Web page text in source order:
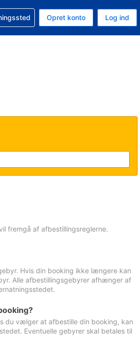
kroner
er Dansk
Opret konto Log ind
fremgå af afbestillingsreglerne.
Hvis din booking ikke længere kan
Alle afbestillingsgebyrer afhænger af
du vælger at afbestille din booking, kan
Eventuelle gebyrer skal betales til